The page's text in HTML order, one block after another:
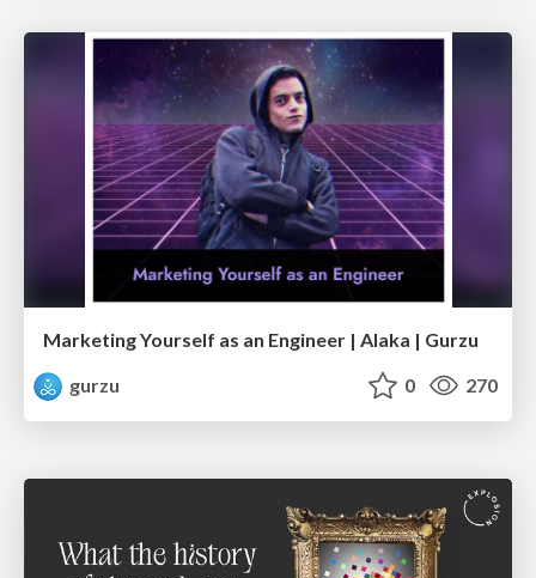
Marketing Yourself as an Engineer | Alaka | Gurzu
gurzu
0 270